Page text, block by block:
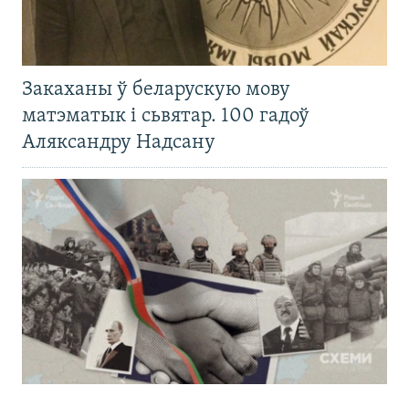
Закаханы ў беларускую мову
матэматык і сьвятар. 100 гадоў
Аляксандру Надсану